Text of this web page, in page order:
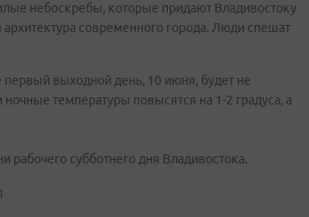
небоскребы, которые придают Владивостоку
современного города. Люди спешат
выходной день, 10 июня, будет не
температуры повысятся на 1-2 градуса, а
субботнего дня Владивостока.